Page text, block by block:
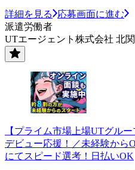
詳細を見る
応募画面に進む
派遣労働者
UTエージェント株式会社 北
【プライム市場上場UTグル
デビュー応援！／未経験から
にてスピード選考！日払いOK